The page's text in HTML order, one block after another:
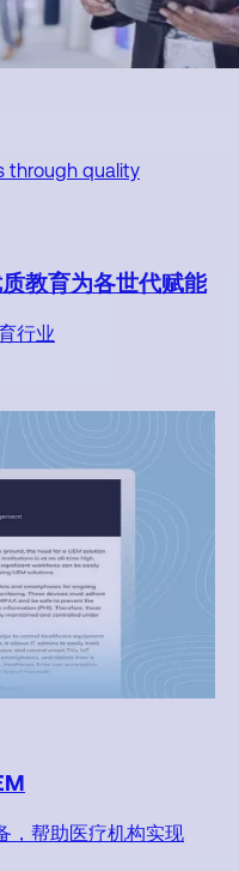
教育为各世代赋能
行业
，帮助医疗机构实现